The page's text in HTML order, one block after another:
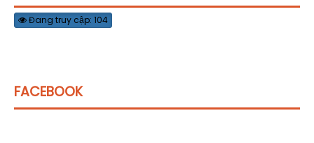
Đang truy cập: 104
FACEBOOK